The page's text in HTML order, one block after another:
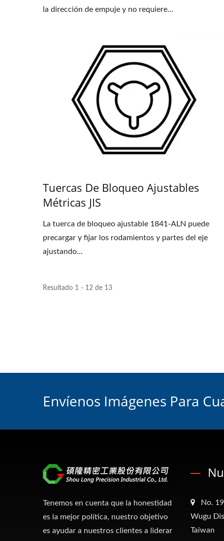
la dirección de empuje y no requiere...
Tuercas De Bloqueo Ajustables
Métricas JIS
La tuerca de bloqueo ajustable 1841-ALN puede
precargar y fijar los rodamientos y partes del eje
ajustando...
Resultado 1 - 12 de 13
Envíenos Imágenes Para
Tenemos en cuenta que la honestidad
es la mejor política, nuestro objetivo
es ayudar a nuestros clientes a liderar
No.
Wugu
Taiwan